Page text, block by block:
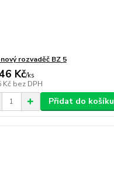
rozvaděč BZ 5
Kč/ks
Kč bez DPH
Přidat do košíku